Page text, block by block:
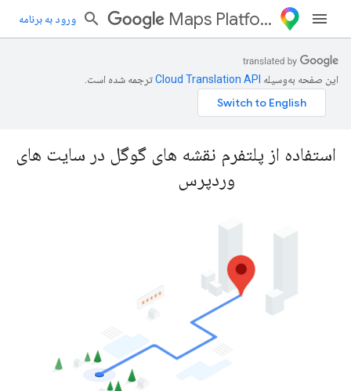
Maps Platform ورود به برنامه
این صفحه به‌وسیله ترجمه شده است.
استفاده از پلتفرم نقشه های گوگل در سایت های
وردپرس